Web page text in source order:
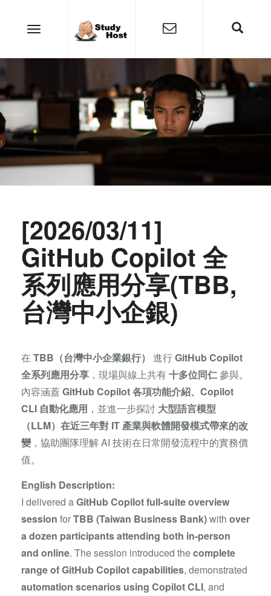
[2026/03/11]
GitHub Copilot 全
系列應用分享(TBB,
台灣中小企銀)
在 TBB（台灣中小企業銀行） 進行GitHub Copilot
全系列應用分享 ，現場與線上共有十多位同仁參與。
內容涵蓋GitHub Copilot 各項功能介紹、Copilot
CLI 自動化應用 ，並進一步探討 大型語言模型
（LLM）在近三年對 IT 產業與軟體開發模式帶來的改
變，協助團隊理解 AI 技術在日常開發流程中的實務價
值。
English Description:
I delivered aGitHub Copilot full-suite overview
session forTBB (Taiwan Business Bank)with over
a dozen participants attending both in-person
and online. The session introduced thecomplete
range of GitHub Copilot capabilities, demonstrated
automation scenarios using Copilot CLI, and